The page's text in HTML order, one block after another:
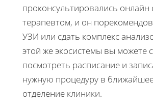
проконсультировались онлайн
терапевтом, и он
УЗИ или сдать комплекс
этой же экосистемы вы можете
посмотреть расписание и
нужную процедуру в
отделение клиники.